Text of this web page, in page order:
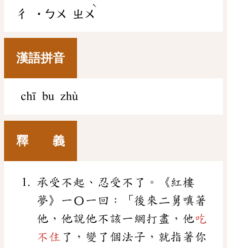
ㄔ ˙ㄅㄨ ㄓㄨ
ˋ
漢語拼音
chī bu zhù
釋 義
承受不起、忍受不了。《紅樓
夢》一〇一回：「後來二舅嗔著
他，他說他不該一網打盡，他吃
不住 了，變了個法子，就指著你